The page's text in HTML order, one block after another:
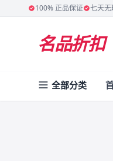
100% 正品保证 七天无
名品折扣
全部分类